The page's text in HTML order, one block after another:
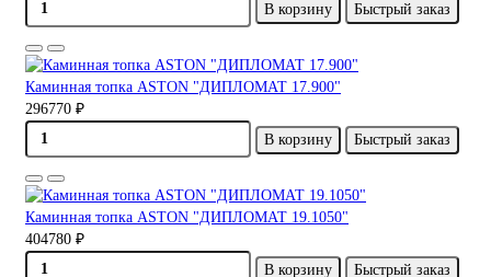
В корзину
Быстрый заказ
Каминная топка ASTON "ДИПЛОМАТ 17.900"
296770 ₽
В корзину
Быстрый заказ
Каминная топка ASTON "ДИПЛОМАТ 19.1050"
404780 ₽
В корзину
Быстрый заказ